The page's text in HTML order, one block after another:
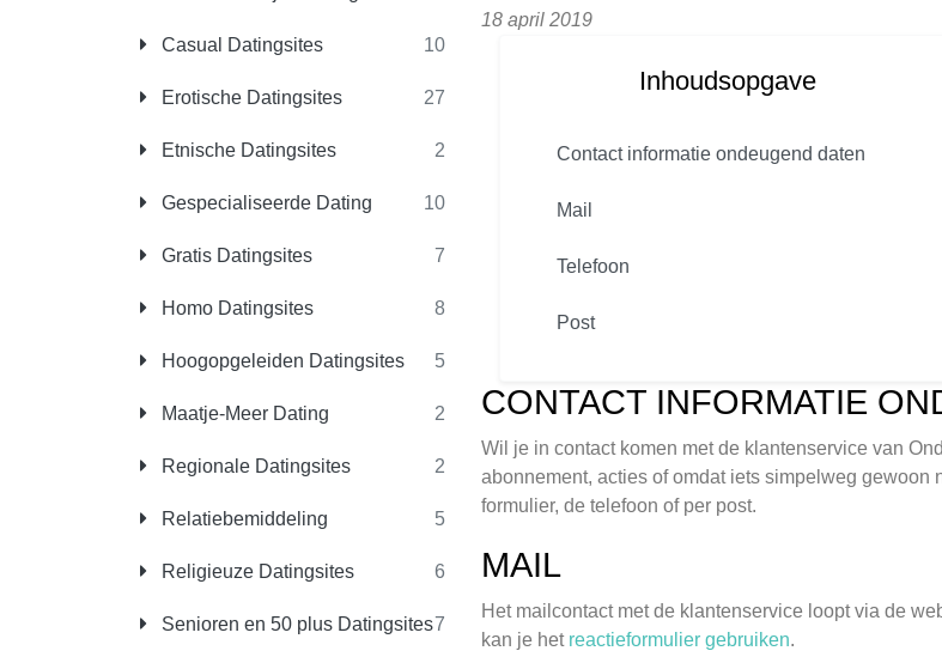
Casual Datingsites 10
Erotische Datingsites 27
Etnische Datingsites 2
Gespecialiseerde Dating 10
Gratis Datingsites 7
Homo Datingsites 8
Hoogopgeleiden Datingsites 5
Maatje-Meer Dating 2
Regionale Datingsites 2
Relatiebemiddeling 5
Religieuze Datingsites 6
Senioren en 50 plus Datingsites7
18 april 2019
Inhoudsopgave
Contact informatie ondeugend daten
Mail
Telefoon
Post
CONTACT INFORMATIE
Wil je in contact komen met de klantenservice van
abonnement, acties of omdat iets simpelweg
formulier, de telefoon of per post.
MAIL
Het mailcontact met de klantenservice loopt via de
kan je het reactieformulier gebruiken.